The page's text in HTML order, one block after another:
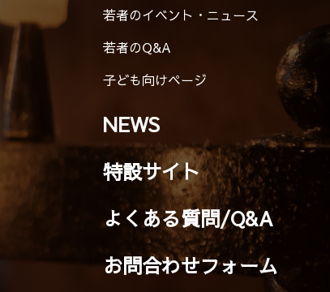
若者のイベント・ニュース
若者のQ&A
子ども向けページ
NEWS
特設サイト
よくある質問/Q&A
お問合わせフォーム